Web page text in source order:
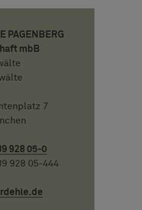
PAGENBERG
mbB
7
928 05-0
928 05-444